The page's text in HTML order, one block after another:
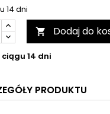
14 dni
 Dodaj do
ciągu 14 dni
PRODUKTU